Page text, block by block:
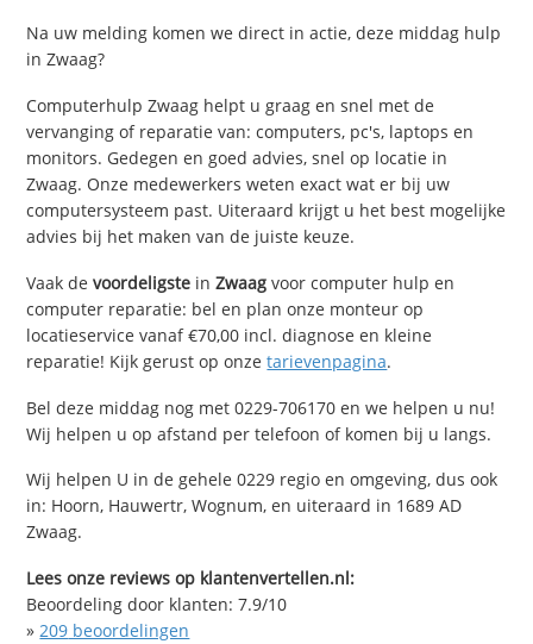
Na uw melding komen we direct in actie, deze middag hulp
in Zwaag?
Computerhulp Zwaag helpt u graag en snel met de
vervanging of reparatie van: computers, pc's, laptops en
monitors. Gedegen en goed advies, snel op locatie in
Zwaag. Onze medewerkers weten exact wat er bij uw
computersysteem past. Uiteraard krijgt u het best mogelijke
advies bij het maken van de juiste keuze.
Vaak devoordeligste inZwaag voor computer hulp en
computer reparatie: bel en plan onze monteur op
locatieservice vanaf €70,00 incl. diagnose en kleine
reparatie! Kijk gerust op onzetarievenpagina.
Bel deze middag nog met 0229-706170 en we helpen u nu!
Wij helpen u op afstand per telefoon of komen bij u langs.
Wij helpen U in de gehele 0229 regio en omgeving, dus ook
in: Hoorn, Hauwertr, Wognum, en uiteraard in 1689 AD
Zwaag.
Lees onze reviews op klantenvertellen.nl:
Beoordeling door klanten:7.9/10
»209 beoordelingen